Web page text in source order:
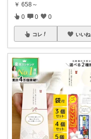
￥ 658～
0 0 0
コレ いいね